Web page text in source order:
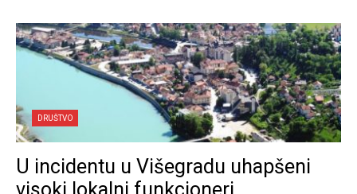
DRUŠTVO
U incidentu u Višegradu uhapšeni
visoki lokalni funkcioneri